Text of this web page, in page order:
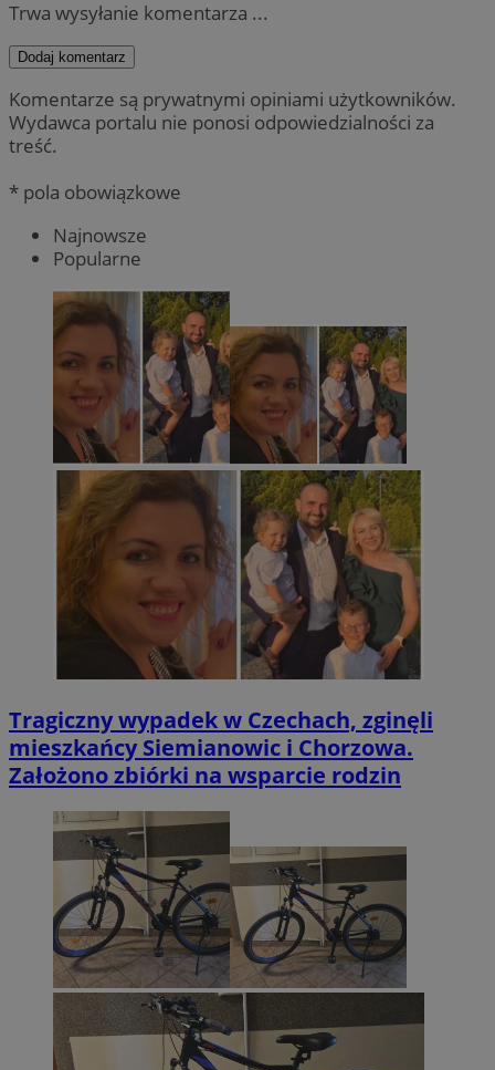
Trwa wysyłanie komentarza ...
Dodaj komentarz
Komentarze są prywatnymi opiniami użytkowników.
Wydawca portalu nie ponosi odpowiedzialności za
treść.
* pola obowiązkowe
Najnowsze
Popularne
Tragiczny wypadek w Czechach, zginęli
mieszkańcy Siemianowic i Chorzowa.
Założono zbiórki na wsparcie rodzin